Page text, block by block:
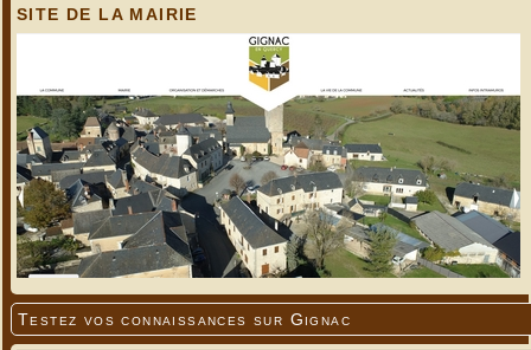
SITE DE LA MAIRIE
Testez vos connaissances sur Gignac